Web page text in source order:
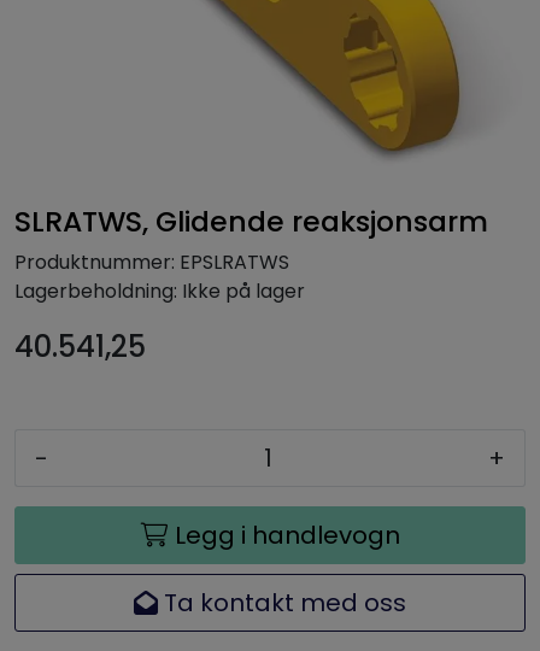
SLRATWS, Glidende reaksjonsarm
Produktnummer: EPSLRATWS
Lagerbeholdning: Ikke på lager
40.541,25
- +
Legg i handlevogn
Ta kontakt med oss